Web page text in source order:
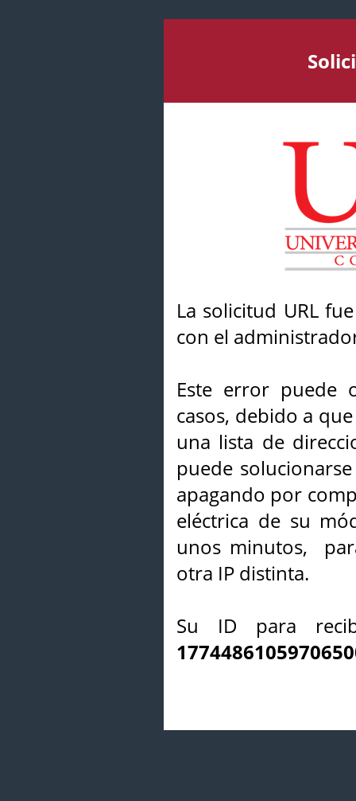
La solicitud URL
con el
Este error puede
casos, debido a
una lista de
puede
apagando por
eléctrica de su
unos minutos,
otra IP distinta.
Su ID para